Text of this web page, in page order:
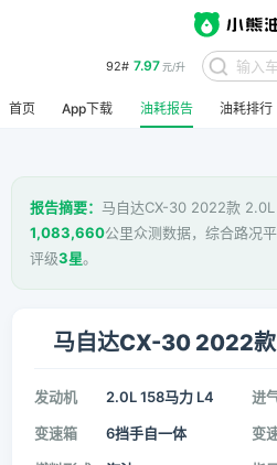
92# 7.97元/升
首页 App下载 油耗报告 油耗排行
报告摘要： 马自达CX-30 2022款
1,083,660公里众测数据，综合路况
评级3星。
马自达CX-30 2022
发动机 2.0L 158马力 L4 进
变速箱 6挡手自一体 变